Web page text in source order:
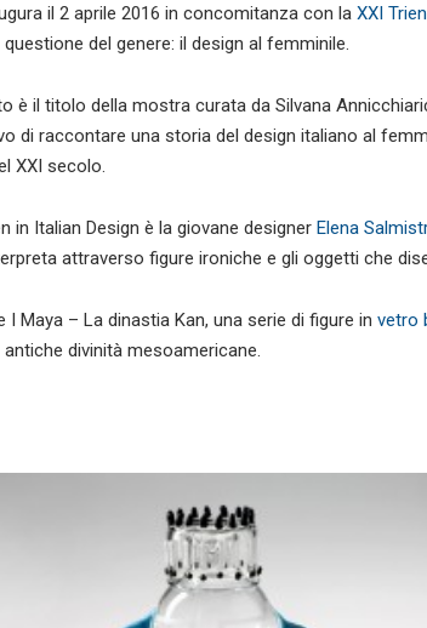
il 2 aprile 2016 in concomitanza con la XXI
del genere: il design al femminile.
è il titolo della mostra curata da Silvana
di raccontare una storia del design italiano al
XXI secolo.
in Italian Design è la giovane designer Elena
attraverso figure ironiche e gli oggetti che
Maya – La dinastia Kan, una serie di figure in vetro
divinità mesoamericane.